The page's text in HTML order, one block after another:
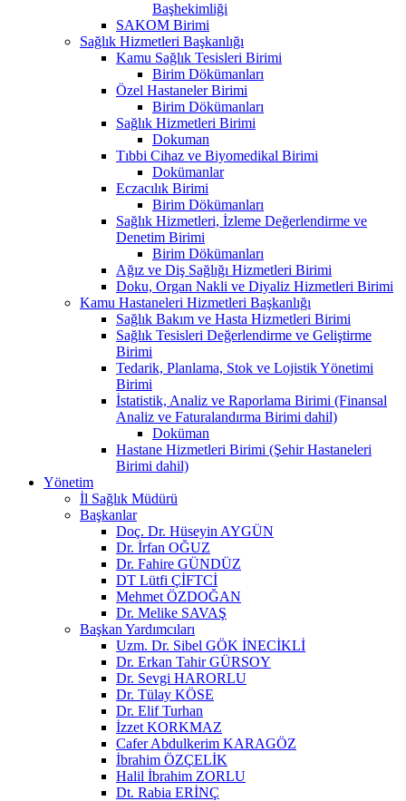
Başhekimliği
SAKOM Birimi
Sağlık Hizmetleri Başkanlığı
Kamu Sağlık Tesisleri Birimi
Birim Dökümanları
Özel Hastaneler Birimi
Birim Dökümanları
Sağlık Hizmetleri Birimi
Dokuman
Tıbbi Cihaz ve Biyomedikal Birimi
Dokümanlar
Eczacılık Birimi
Birim Dökümanları
Sağlık Hizmetleri, İzleme Değerlendirme ve
Denetim Birimi
Birim Dökümanları
Ağız ve Diş Sağlığı Hizmetleri Birimi
Doku, Organ Nakli ve Diyaliz Hizmetleri Birimi
Kamu Hastaneleri Hizmetleri Başkanlığı
Sağlık Bakım ve Hasta Hizmetleri Birimi
Sağlık Tesisleri Değerlendirme ve Geliştirme
Birimi
Tedarik, Planlama, Stok ve Lojistik Yönetimi
Birimi
İstatistik, Analiz ve Raporlama Birimi (Finansal
Analiz ve Faturalandırma Birimi dahil)
Doküman
Hastane Hizmetleri Birimi (Şehir Hastaneleri
Birimi dahil)
Yönetim
İl Sağlık Müdürü
Başkanlar
Doç. Dr. Hüseyin AYGÜN
Dr. İrfan OĞUZ
Dr. Fahire GÜNDÜZ
DT Lütfi ÇİFTCİ
Mehmet ÖZDOĞAN
Dr. Melike SAVAŞ
Başkan Yardımcıları
Uzm. Dr. Sibel GÖK İNECİKLİ
Dr. Erkan Tahir GÜRSOY
Dr. Sevgi HARORLU
Dr. Tülay KÖSE
Dr. Elif Turhan
İzzet KORKMAZ
Cafer Abdulkerim KARAGÖZ
İbrahim ÖZÇELİK
Halil İbrahim ZORLU
Dt. Rabia ERİNÇ